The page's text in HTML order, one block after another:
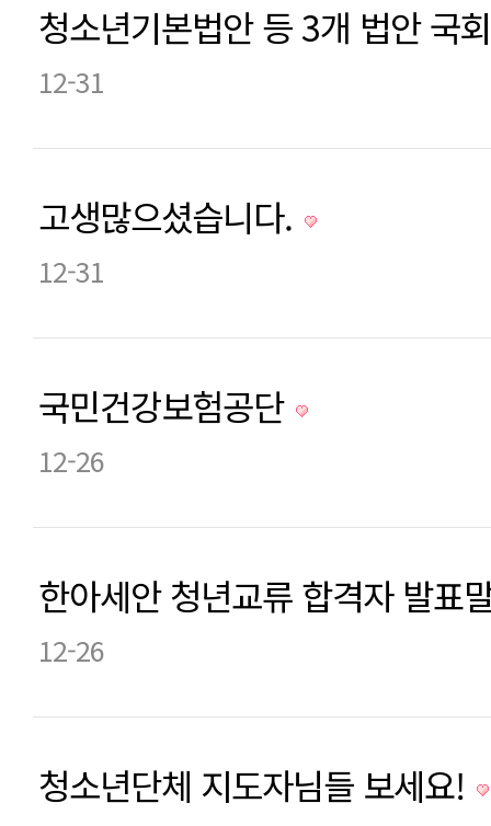
청소년기본법안 등 3개 법안 국
12-31
고생많으셨습니다.
12-31
국민건강보험공단
12-26
한아세안 청년교류 합격자 발표
12-26
청소년단체 지도자님들 보세요!